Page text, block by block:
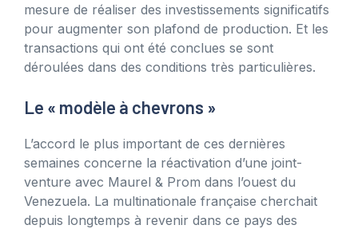
mesure de réaliser des investissements significatifs
pour augmenter son plafond de production. Et les
transactions qui ont été conclues se sont
déroulées dans des conditions très particulières.
Le « modèle à chevrons »
L’accord le plus important de ces dernières
semaines concerne la réactivation d’une joint-
venture avec Maurel & Prom dans l’ouest du
Venezuela. La multinationale française cherchait
depuis longtemps à revenir dans ce pays des